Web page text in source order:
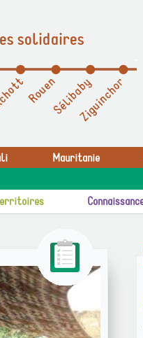
solidaires
Mauritanie